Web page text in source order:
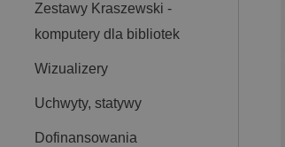
Zestawy Kraszewski -
komputery dla bibliotek
Wizualizery
Uchwyty, statywy
Dofinansowania